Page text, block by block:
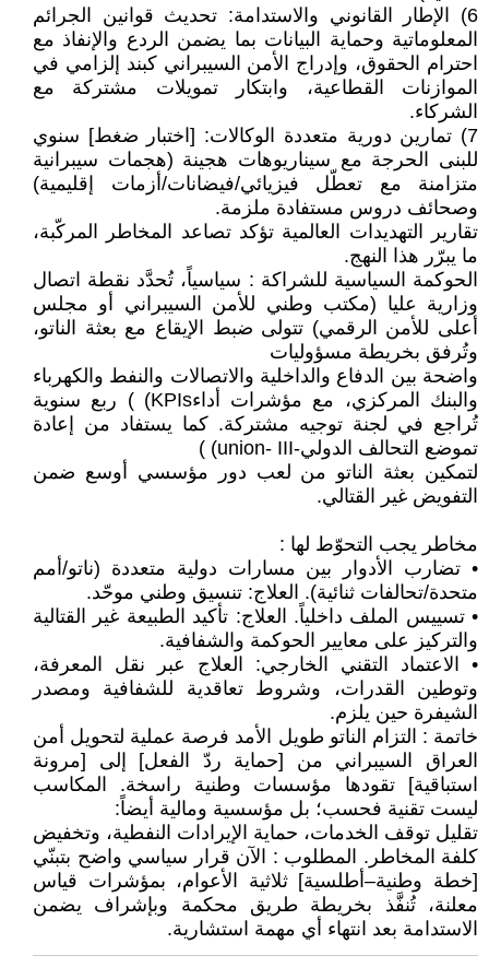
6) الإطار القانوني والاستدامة: تحديث قوانين الجرائم
المعلوماتية وحماية البيانات بما يضمن الردع والإنفاذ مع
احترام الحقوق، وإدراج الأمن السيبراني كبند إلزامي في
الموازنات القطاعية، وابتكار تمويلات مشتركة مع
الشركاء.
7) تمارين دورية متعددة الوكالات: [اختبار ضغط] سنوي
للبنى الحرجة مع سيناريوهات هجينة (هجمات سيبرانية
متزامنة مع تعطّل فيزيائي/فيضانات/أزمات إقليمية)
وصحائف دروس مستفادة ملزمة.
تقارير التهديدات العالمية تؤكد تصاعد المخاطر المركّبة،
ما يبرّر هذا النهج.
الحوكمة السياسية للشراكة : سياسياً، تُحدَّد نقطة اتصال
وزارية عليا (مكتب وطني للأمن السيبراني أو مجلس
أعلى للأمن الرقمي) تتولى ضبط الإيقاع مع بعثة الناتو،
وتُرفق بخريطة مسؤوليات
واضحة بين الدفاع والداخلية والاتصالات والنفط والكهرباء
والبنك المركزي، مع مؤشرات أداءKPIs) ) ربع سنوية
تُراجع في لجنة توجيه مشتركة. كما يستفاد من إعادة
تموضع التحالف الدولي-union- III) )
لتمكين بعثة الناتو من لعب دور مؤسسي أوسع ضمن
التفويض غير القتالي.
مخاطر يجب التحوّط لها :
• تضارب الأدوار بين مسارات دولية متعددة (ناتو/أمم
متحدة/تحالفات ثنائية). العلاج: تنسيق وطني موحّد.
• تسييس الملف داخلياً. العلاج: تأكيد الطبيعة غير القتالية
والتركيز على معايير الحوكمة والشفافية.
• الاعتماد التقني الخارجي: العلاج عبر نقل المعرفة،
وتوطين القدرات، وشروط تعاقدية للشفافية ومصدر
الشيفرة حين يلزم.
خاتمة : التزام الناتو طويل الأمد فرصة عملية لتحويل أمن
العراق السيبراني من [حماية ردّ الفعل] إلى [مرونة
استباقية] تقودها مؤسسات وطنية راسخة. المكاسب
ليست تقنية فحسب؛ بل مؤسسية ومالية أيضاً:
تقليل توقف الخدمات، حماية الإيرادات النفطية، وتخفيض
كلفة المخاطر. المطلوب : الآن قرار سياسي واضح بتبنّي
[خطة وطنية–أطلسية] ثلاثية الأعوام، بمؤشرات قياس
معلنة، تُنفَّذ بخريطة طريق محكمة وبإشراف يضمن
الاستدامة بعد انتهاء أي مهمة استشارية.